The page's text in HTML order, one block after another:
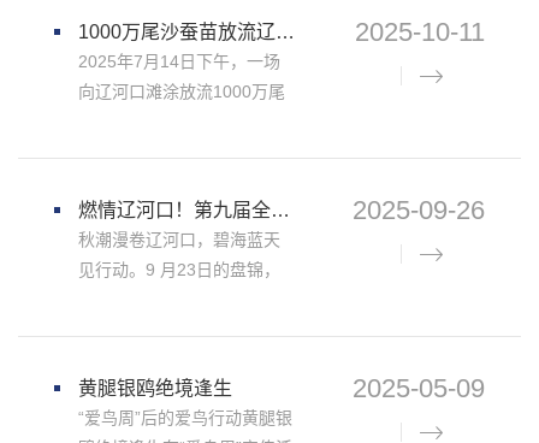
2025-10-11
1000万尾沙蚕苗放流辽河口滩涂 助力底栖生态修复
2025年7月14日下午，一场
向辽河口滩涂放流1000万尾
嘴鸥保护协会、盘山县农业
农村局以及盘山县海陆水产
有限公司共同开展的，此举
流活动的全体成员，左九为
局局长纪金章此次放流的沙
蚕苗为一家不愿披露名称的
2025-09-26
燃情辽河口！第九届全国净滩公益活动盘锦站圆满启动，这份守护力量太动人！
秋潮漫卷辽河口，碧海蓝天
见行动。9 月23日的盘锦，
拉开帷幕！来自各行各业的
领导、志愿者，还有精神饱
2025-05-09
黄腿银鸥绝境逢生
“爱鸟周”后的爱鸟行动黄腿银